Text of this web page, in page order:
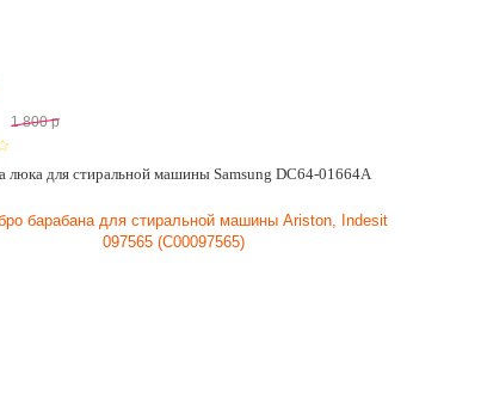
1 800 p
люка для стиральной машины Samsung DC64-01664A